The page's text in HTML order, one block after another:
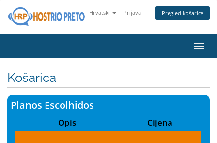
Hrvatski Prijava Pregled košarice
Košarica
Planos Escolhidos
Opis Cijena